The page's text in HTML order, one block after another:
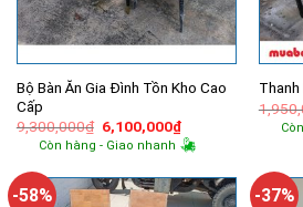
Bộ Bàn Ăn Gia Đình Tồn Kho Cao
Cấp
9,300,000₫ Giá
gốc
là:
6,100,000₫Giá
hiện
tại
6,100,000₫.
Còn hàng - Giao nhanh
Thanh
-58% -37%